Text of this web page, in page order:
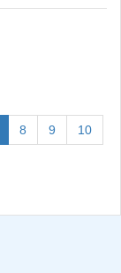
(current)
8 9 10